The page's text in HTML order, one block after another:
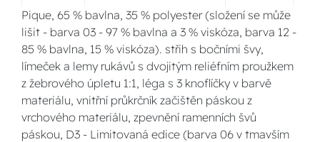
Pique, 65 % bavlna, 35 % polyester (složení se může
lišit - barva 03 - 97 % bavlna a 3 % viskóza, barva 12 -
85 % bavlna, 15 % viskóza). střih s bočními švy,
límeček a lemy rukávů s dvojitým reliéfním proužkem
z žebrového úpletu 1:1, léga s 3 knoflíčky v barvě
materiálu, vnitřní průkrčník začištěn páskou z
vrchového materiálu, zpevnění ramenních švů
páskou, D3 - Limitovaná edice (barva 06 v tmavším